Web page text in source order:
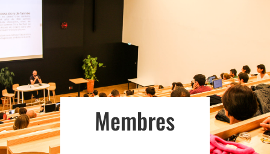
Membres